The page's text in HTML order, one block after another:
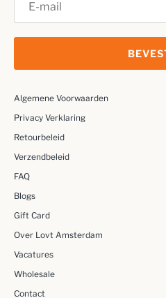
Algemene Voorwaarden
Privacy Verklaring
Retourbeleid
Verzendbeleid
FAQ
Blogs
Gift Card
Over Lovt Amsterdam
Vacatures
Wholesale
Contact